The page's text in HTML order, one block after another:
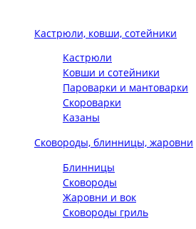
Кастрюли, ковши, сотейники
Кастрюли
Ковши и сотейники
Пароварки и мантоварки
Скороварки
Казаны
Сковороды, блинницы, жаровни
Блинницы
Сковороды
Жаровни и вок
Сковороды гриль